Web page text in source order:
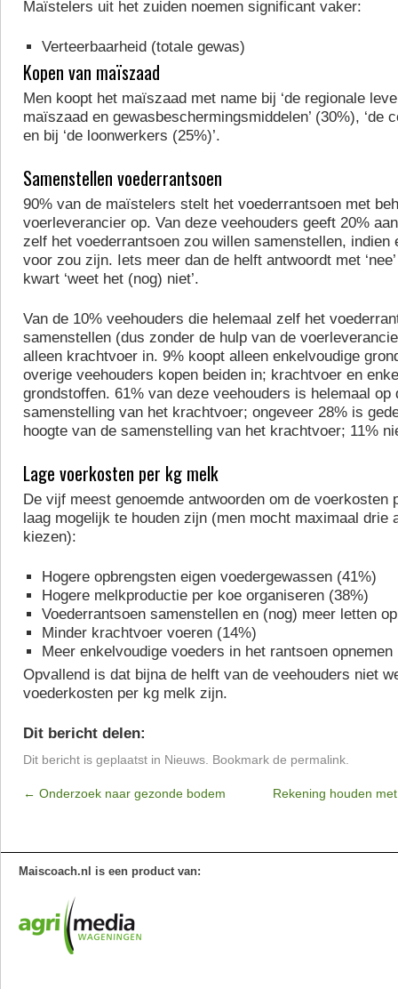
Maïstelers uit het zuiden noemen significant vaker:
Verteerbaarheid (totale gewas)
Kopen van maïszaad
Men koopt het maïszaad met name bij ‘de regionale
maïszaad en gewasbeschermingsmiddelen’ (30%), ‘de
en bij ‘de loonwerkers (25%)’.
Samenstellen voederrantsoen
90% van de maïstelers stelt het voederrantsoen met
voerleverancier op. Van deze veehouders geeft 20%
zelf het voederrantsoen zou willen samenstellen, indien
voor zou zijn. Iets meer dan de helft antwoordt met
kwart ‘weet het (nog) niet’.
Van de 10% veehouders die helemaal zelf het
samenstellen (dus zonder de hulp van de
alleen krachtvoer in. 9% koopt alleen enkelvoudige
overige veehouders kopen beiden in; krachtvoer en
grondstoffen. 61% van deze veehouders is helemaal op
samenstelling van het krachtvoer; ongeveer 28% is
hoogte van de samenstelling van het krachtvoer; 11%
Lage voerkosten per kg melk
De vijf meest genoemde antwoorden om de voerkosten
laag mogelijk te houden zijn (men mocht maximaal drie
kiezen):
Hogere opbrengsten eigen voedergewassen (41%)
Hogere melkproductie per koe organiseren (38%)
Voederrantsoen samenstellen en (nog) meer letten
Minder krachtvoer voeren (14%)
Meer enkelvoudige voeders in het rantsoen opnemen
Opvallend is dat bijna de helft van de veehouders niet
voederkosten per kg melk zijn.
Dit bericht delen:
Dit bericht is geplaatst in Nieuws . Bookmark de permalink
← Onderzoek naar gezonde bodem Rekening houden
Maiscoach.nl is een product van: